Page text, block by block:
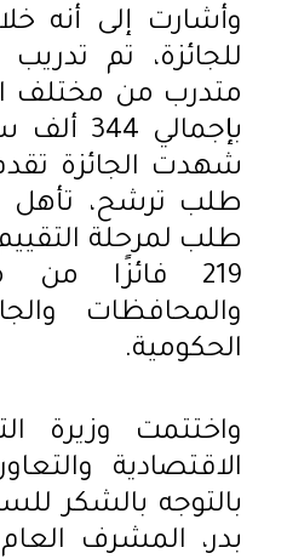
وأشارت إلى أنه
متدرب من مختلف
بإجمالي
طلب لمرحلة
219 فائزًا من
والمحافظات
الحكومية.
واختتمت وزيرة
الاقتصادية
بالتوجه بالشكر
بدر، المشرف